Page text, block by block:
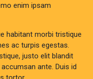
enim ipsam
habitant morbi tristique
ac turpis egestas.
justo elit blandit
ante. Duis id